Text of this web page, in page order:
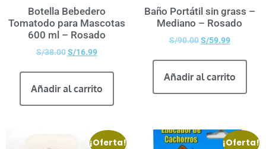
Botella Bebedero
Tomatodo para Mascotas
600 ml – Rosado
S/38.00 S/16.99
Añadir al carrito
Baño Portátil sin grass –
Mediano – Rosado
S/90.00 S/59.99
Añadir al carrito
¡Oferta! ¡Oferta!